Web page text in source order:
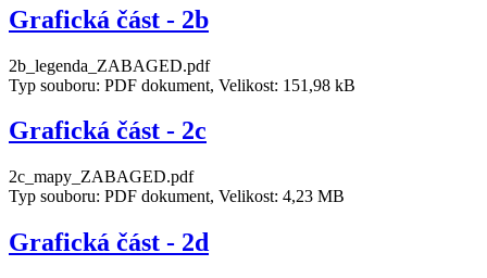
Grafická část - 2b
2b_legenda_ZABAGED.pdf
Typ souboru: PDF dokument, Velikost: 151,98 kB
Grafická část - 2c
2c_mapy_ZABAGED.pdf
Typ souboru: PDF dokument, Velikost: 4,23 MB
Grafická část - 2d